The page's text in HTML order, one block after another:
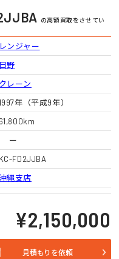
の高額買取をさせてい
レンジャー
日野
クレーン
年（平成9年）
61,800km
ー
KC-FD2JJBA
縄支店
¥2,150,000
見積もりを依頼